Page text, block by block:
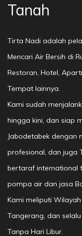
Tanah
Tirta Nadi adalah
Mencari Air Bersih di
Restoran, Hotel,
Tempat lainnya.
Kami sudah
hingga kini, dan siap
Jabodetabek dengan
profesional, dan juga
bertaraf international
pompa air dan jasa
Kami meliputi
Tangerang, dan
Tanpa Hari Libur.